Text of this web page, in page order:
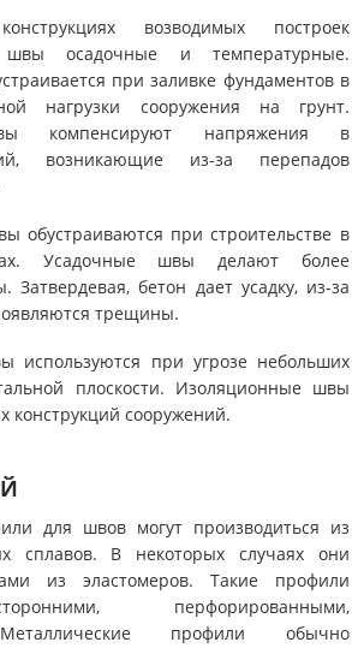
возводимых построек
швы осадочные и температурные.
при заливке фундаментов в
нагрузки сооружения на грунт.
компенсируют напряжения в
возникающие из-за перепадов
обустраиваются при строительстве в
Усадочные швы делают более
бетон дает усадку, из-за
трещины.
используются при угрозе небольших
плоскости. Изоляционные швы
конструкций сооружений.
для швов могут производиться из
сплавов. В некоторых случаях они
из эластомеров. Такие профили
перфорированными,
профили обычно